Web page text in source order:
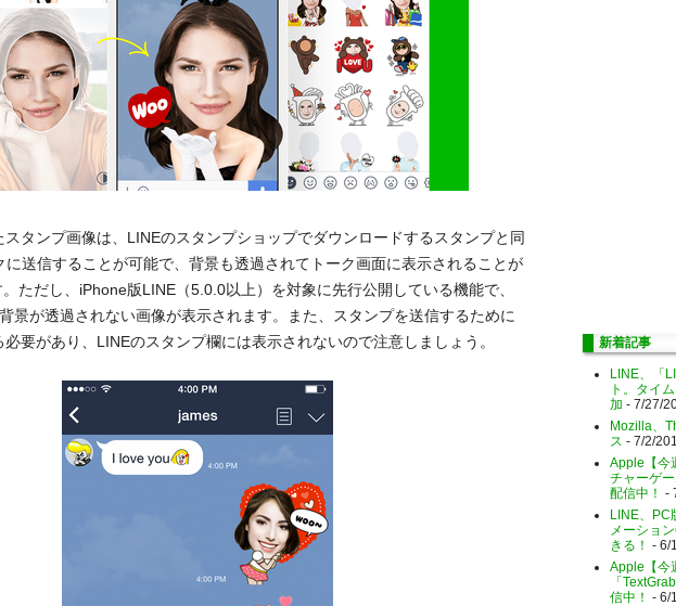
スタンプ画像は、LINEのスタンプショップでダウンロードするスタンプと同
に送信することが可能で、背景も透過されてトーク画面に表示されることが
ただし、iPhone版LINE（5.0.0以上）を対象に先行公開している機能で、
景が透過されない画像が表示されます。また、スタンプを送信するために
要があり、LINEのスタンプ欄には表示されないので注意しましょう。
新着記事
LINE、「
ト。タイ
加 - 7/27/
Mozilla、
ス - 7/2/
Apple【今
チャーゲ
配信中！ -
LINE、PC
メーショ
きる！ - 6/
Apple【今
「
信中！ - 6/